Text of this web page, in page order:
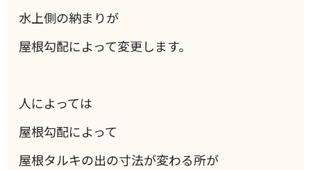
水上側の納まりが
屋根勾配によって変更します。
人によっては
屋根勾配によって
屋根タルキの出の寸法が変わる所が